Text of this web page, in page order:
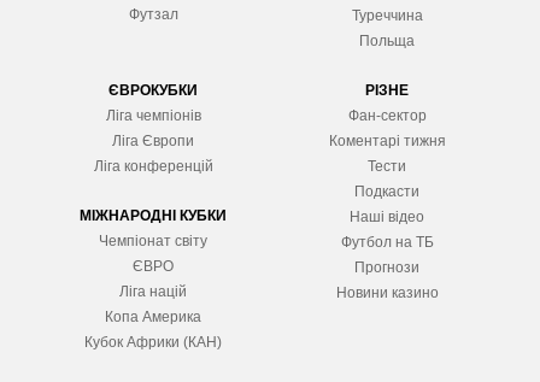
Футзал
Туреччина
Польща
ЄВРОКУБКИ
Ліга чемпіонів
Ліга Європи
Ліга конференцій
МІЖНАРОДНІ КУБКИ
Чемпіонат світу
ЄВРО
Ліга націй
Копа Америка
Кубок Африки (КАН)
РІЗНЕ
Фан-сектор
Коментарі тижня
Тести
Подкасти
Наші відео
Футбол на ТБ
Прогнози
Новини казино